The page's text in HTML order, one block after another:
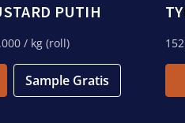
PUTIH
/ kg (roll)
Sample Gratis